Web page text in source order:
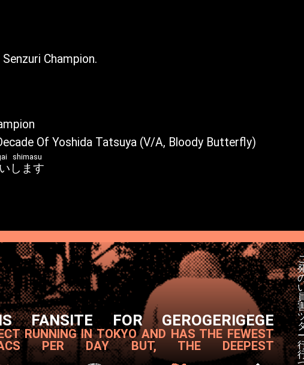
Champion.
Of Yoshida Tatsuya (V/A, Bloody Butterfly)
します
shimasu
FANSITE FOR GEROGERIGEGE
RUNNING IN TOKYO AND HAS THE FEWEST
PER DAY BUT, THE DEEPEST